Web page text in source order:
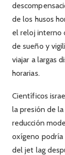
de los husos
el reloj interno
de sueño y
viajar a largas
horarias.
Científicos
la presión de
reducción
oxígeno podría
del jet lag